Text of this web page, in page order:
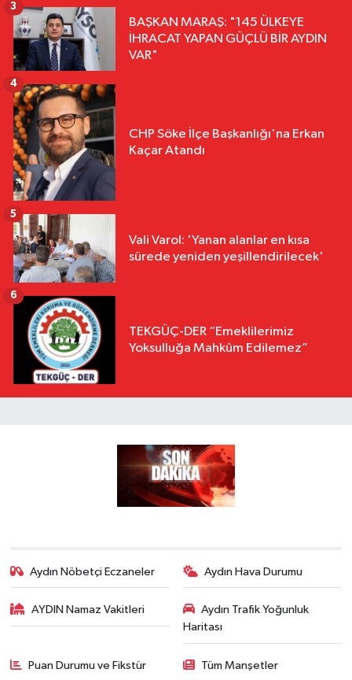
BAŞKAN MARAŞ: "145 ÜLKEYE
İHRACAT YAPAN GÜÇLÜ BİR AYDIN
VAR"
3
CHP Söke İlçe Başkanlığı'na Erkan
Kaçar Atandı
4
Vali Varol: 'Yanan alanlar en kısa
sürede yeniden yeşillendirilecek'
5
TEKGÜÇ-DER “Emeklilerimiz
Yoksulluğa Mahkûm Edilemez”
6
Aydın Nöbetçi Eczaneler Aydın Hava Durumu
AYDIN Namaz Vakitleri
Aydın Trafik Yoğunluk
Haritası
Puan Durumu ve Fikstür Tüm Manşetler